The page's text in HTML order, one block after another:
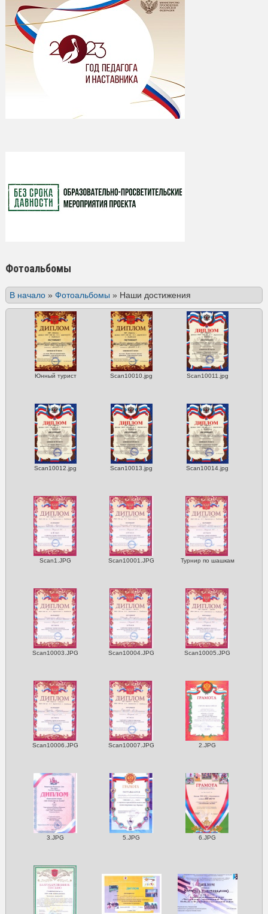
Фотоальбомы
В начало» Фотоальбомы » Наши достижения
Юнный турист Scan10010.jpg Scan10011.jpg
Scan10012.jpg Scan10013.jpg Scan10014.jpg
Scan1.JPG Scan10001.JPG Турнир по шашкам
Scan10003.JPG Scan10004.JPG Scan10005.JPG
Scan10006.JPG Scan10007.JPG 2.JPG
3.JPG 5.JPG 6.JPG